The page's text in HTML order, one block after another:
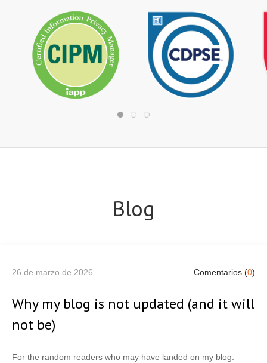
Blog
26 de marzo de 2026 Comentarios (0)
Why my blog is not updated (and it will
not be)
For the random readers who may have landed on my blog: –